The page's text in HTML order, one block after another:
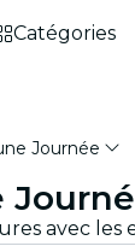
Catégories
Journée